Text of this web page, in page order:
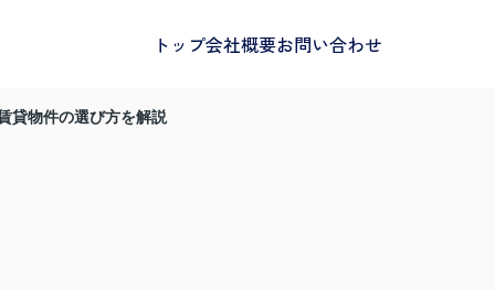
トップ会社概要お問い合わせ
貸物件の選び方を解説